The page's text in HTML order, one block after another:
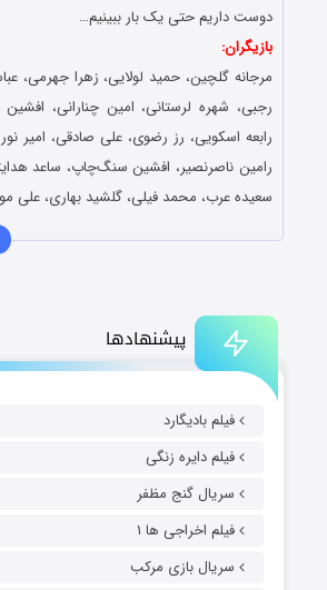
پیشنهادها
فیلم بادیگارد
فیلم دایره زنگی
سریال گنج مظفر
فیلم اخراجی ها ۱
سریال بازی مرکب
دوست داریم حتی یک بار ببینیم…
بازیگران:
مرجانه گلچین، حمید لولایی، زهرا جهرمی،
رجبی، شهره لرستانی، امین چنارانی، افشین
رابعه اسکویی، رز رضوی، علی صادقی، امیر
رامین ناصرنصیر، افشین سنگ‌چاپ، ساعد
سعیده عرب، محمد فیلی، گلشید بهاری، علی